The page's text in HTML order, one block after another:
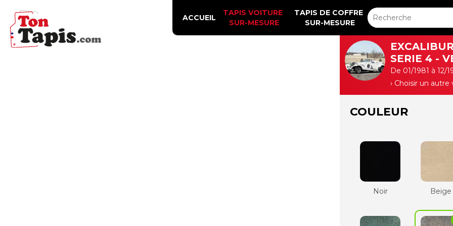
SERIE 4 -
De 01/1981 à 12/
› Choisir un autre
COULEUR
Noir Beige
ACCUEIL
TAPIS VOITURE
SUR-MESURE
TAPIS DE COFFRE
SUR-MESURE